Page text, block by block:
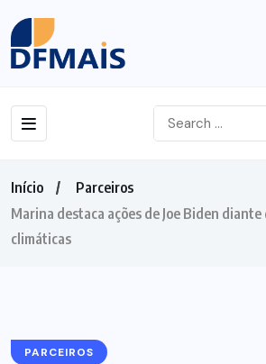
Início
Parceiros
Marina destaca ações de Joe Biden diante
climáticas
PARCEIROS